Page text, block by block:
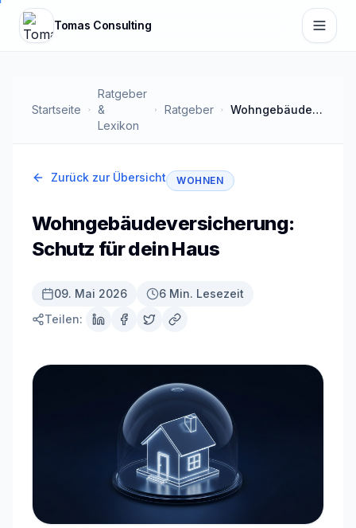
Zum Hauptinhalt springen
Tomas Consulting
Startseite
Ratgeber
&
Lexikon
Ratgeber Wohngebäudeversicherung: Schutz für dein Haus
Zurück zur Übersicht WOHNEN
Wohngebäudeversicherung:
Schutz für dein Haus
09. Mai 2026
6 Min. Lesezeit
Teilen: